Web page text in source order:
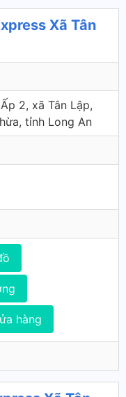
Xã Tân
2, xã Tân Lập,
tỉnh Long An
hàng